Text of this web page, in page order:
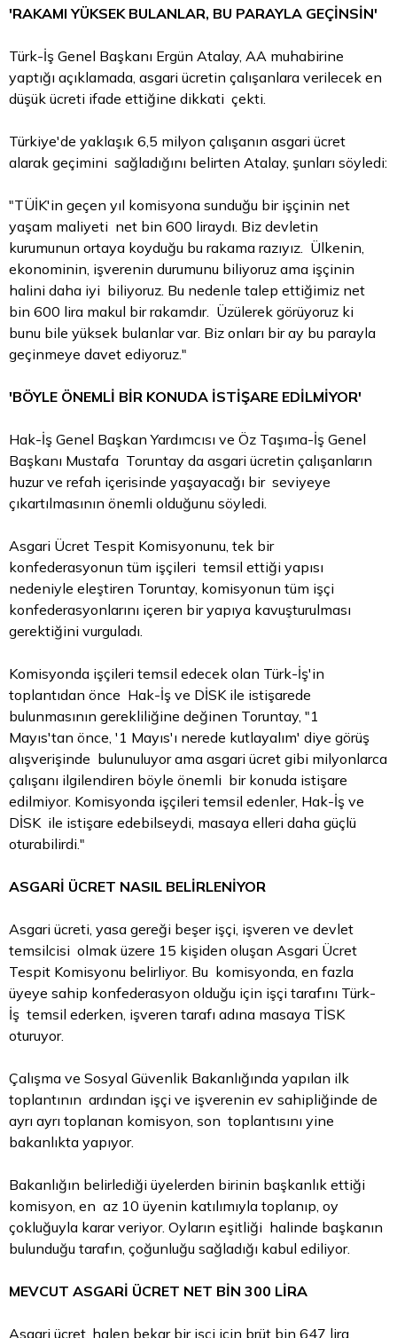
'RAKAMI YÜKSEK BULANLAR, BU PARAYLA GEÇİNSİN'
Türk-İş Genel Başkanı Ergün Atalay, AA muhabirine
yaptığı açıklamada, asgari ücretin çalışanlara verilecek en
düşük ücreti ifade ettiğine dikkati çekti.
Türkiye'de yaklaşık 6,5 milyon çalışanın asgari ücret
alarak geçimini sağladığını belirten Atalay, şunları söyledi:
"TÜİK'in geçen yıl komisyona sunduğu bir işçinin net
yaşam maliyeti net bin 600 liraydı. Biz devletin
kurumunun ortaya koyduğu bu rakama razıyız. Ülkenin,
ekonominin, işverenin durumunu biliyoruz ama işçinin
halini daha iyi biliyoruz. Bu nedenle talep ettiğimiz net
bin 600 lira makul bir rakamdır. Üzülerek görüyoruz ki
bunu bile yüksek bulanlar var. Biz onları bir ay bu parayla
geçinmeye davet ediyoruz."
'BÖYLE ÖNEMLİ BİR KONUDA İSTİŞARE EDİLMİYOR'
Hak-İş Genel Başkan Yardımcısı ve Öz Taşıma-İş Genel
Başkanı Mustafa Toruntay da asgari ücretin çalışanların
huzur ve refah içerisinde yaşayacağı bir seviyeye
çıkartılmasının önemli olduğunu söyledi.
Asgari Ücret Tespit Komisyonunu, tek bir
konfederasyonun tüm işçileri temsil ettiği yapısı
nedeniyle eleştiren Toruntay, komisyonun tüm işçi
konfederasyonlarını içeren bir yapıya kavuşturulması
gerektiğini vurguladı.
Komisyonda işçileri temsil edecek olan Türk-İş'in
toplantıdan önce Hak-İş ve DİSK ile istişarede
bulunmasının gerekliliğine değinen Toruntay, "1
Mayıs'tan önce, '1 Mayıs'ı nerede kutlayalım' diye görüş
alışverişinde bulunuluyor ama asgari ücret gibi milyonlarca
çalışanı ilgilendiren böyle önemli bir konuda istişare
edilmiyor. Komisyonda işçileri temsil edenler, Hak-İş ve
DİSK ile istişare edebilseydi, masaya elleri daha güçlü
oturabilirdi."
ASGARİ ÜCRET NASIL BELİRLENİYOR
Asgari ücreti, yasa gereği beşer işçi, işveren ve devlet
temsilcisi olmak üzere 15 kişiden oluşan Asgari Ücret
Tespit Komisyonu belirliyor. Bu komisyonda, en fazla
üyeye sahip konfederasyon olduğu için işçi tarafını Türk-
İş temsil ederken, işveren tarafı adına masaya TİSK
oturuyor.
Çalışma ve Sosyal Güvenlik Bakanlığında yapılan ilk
toplantının ardından işçi ve işverenin ev sahipliğinde de
ayrı ayrı toplanan komisyon, son toplantısını yine
bakanlıkta yapıyor.
Bakanlığın belirlediği üyelerden birinin başkanlık ettiği
komisyon, en az 10 üyenin katılımıyla toplanıp, oy
çokluğuyla karar veriyor. Oyların eşitliği halinde başkanın
bulunduğu tarafın, çoğunluğu sağladığı kabul ediliyor.
MEVCUT ASGARİ ÜCRET NET BİN 300 LİRA
Asgari ücret, halen bekar bir işçi için brüt bin 647 lira,